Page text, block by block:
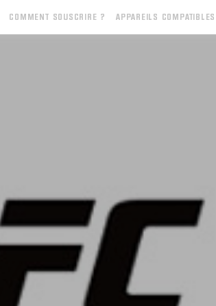
COMMENT SOUSCRIRE ? APPAREILS COMPATIBLES